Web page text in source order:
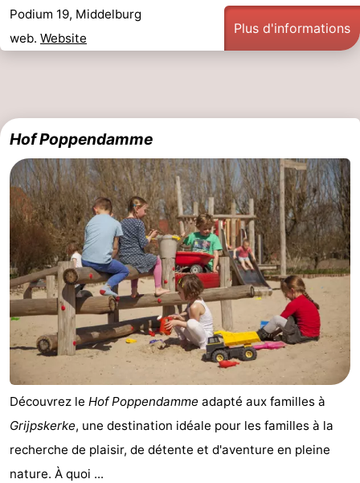
Podium 19, Middelburg
web. Website
Plus d'informations
Hof Poppendamme
Découvrez le Hof Poppendamme adapté aux familles à
Grijpskerke, une destination idéale pour les familles à la
recherche de plaisir, de détente et d'aventure en pleine
nature. À quoi ...